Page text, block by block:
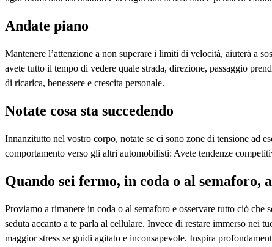
Andate piano
Mantenere l’attenzione a non superare i limiti di velocità, aiuterà a
avete tutto il tempo di vedere quale strada, direzione, passaggio
di ricarica, benessere e crescita personale.
Notate cosa sta succedendo
Innanzitutto nel vostro corpo, notate se ci sono zone di tensione ad
comportamento verso gli altri automobilisti: Avete tendenze
Quando sei fermo, in coda o al
Proviamo a rimanere in coda o al semaforo e osservare tutto ciò
seduta accanto a te parla al cellulare. Invece di restare immerso nei
maggior stress se guidi agitato e inconsapevole. Inspira